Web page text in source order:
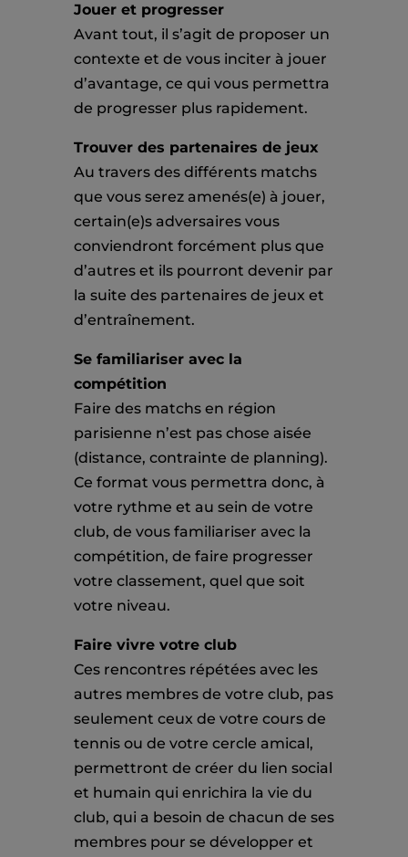
Jouer et progresser
Avant tout, il s’agit de proposer un
contexte et de vous inciter à jouer
d’avantage, ce qui vous permettra
de progresser plus rapidement.
Trouver des partenaires de jeux
Au travers des différents matchs
que vous serez amenés(e) à jouer,
certain(e)s adversaires vous
conviendront forcément plus que
d’autres et ils pourront devenir par
la suite des partenaires de jeux et
d’entraînement.
Se familiariser avec la
compétition
Faire des matchs en région
parisienne n’est pas chose aisée
(distance, contrainte de planning).
Ce format vous permettra donc, à
votre rythme et au sein de votre
club, de vous familiariser avec la
compétition, de faire progresser
votre classement, quel que soit
votre niveau.
Faire vivre votre club
Ces rencontres répétées avec les
autres membres de votre club, pas
seulement ceux de votre cours de
tennis ou de votre cercle amical,
permettront de créer du lien social
et humain qui enrichira la vie du
club, qui a besoin de chacun de ses
membres pour se développer et